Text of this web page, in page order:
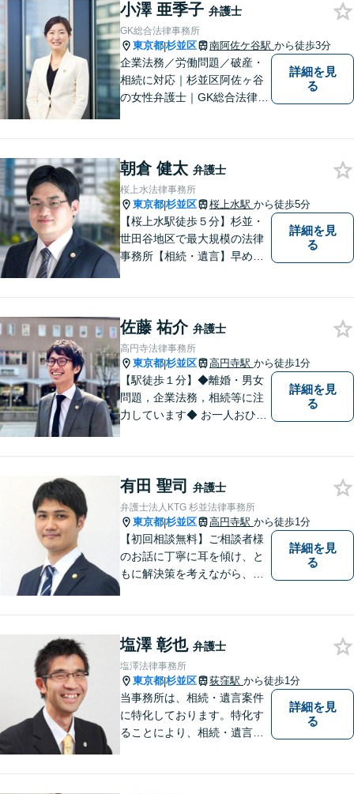
小澤 亜季子 弁護士
GK総合法律事務所
東京都|杉並区 南阿佐ケ谷駅 から徒歩3分
企業法務／労働問題／破産・
相続に対応｜杉並区阿佐ヶ谷
の女性弁護士｜GK総合法律事
詳細を見
る
朝倉 健太 弁護士
桜上水法律事務所
東京都|杉並区 桜上水駅 から徒歩5分
【桜上水駅徒歩５分】杉並・
世田谷地区で最大規模の法律
事務所【相続・遺言】早めの
談下さい【借金・債務整理】
生活再建に向けて伴走しま
す！
詳細を見
る
佐藤 祐介 弁護士
高円寺法律事務所
東京都|杉並区 高円寺駅 から徒歩1分
【駅徒歩１分】◆離婚・男女
問題，企業法務，相続等に注
力しています◆ お一人おひと
詳細を見
る
有田 聖司 弁護士
弁護士法人KTG 杉並法律事務所
東京都|杉並区 高円寺駅 から徒歩1分
【初回相談無料】ご相談者様
のお話に丁寧に耳を傾け、と
もに解決策を考えながら、納
う日々精進して参ります。
【夜間や休日相談も対応可
能】【メール・WEB面談可】
詳細を見
る
塩澤 彰也 弁護士
塩澤法律事務所
東京都|杉並区 荻窪駅 から徒歩1分
当事務所は、相続・遺言案件
に特化しております。特化す
ることにより、相続・遺言案
詳細を見
る